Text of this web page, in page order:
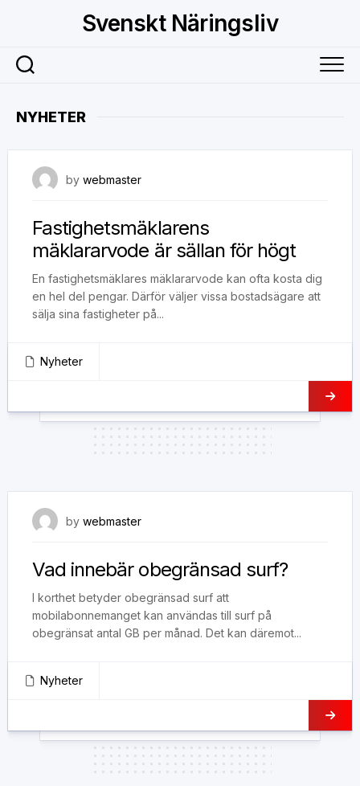
Svenskt Näringsliv
NYHETER
by webmaster
Fastighetsmäklarens
mäklararvode är sällan för högt
En fastighetsmäklares mäklararvode kan ofta kosta dig
en hel del pengar. Därför väljer vissa bostadsägare att
sälja sina fastigheter på...
Nyheter
by webmaster
Vad innebär obegränsad surf?
I korthet betyder obegränsad surf att
mobilabonnemanget kan användas till surf på
obegränsat antal GB per månad. Det kan däremot...
Nyheter